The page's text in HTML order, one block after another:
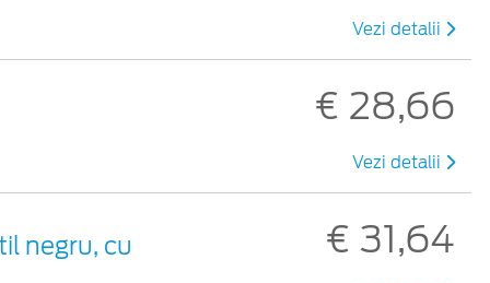
Vezi detalii
€ 28,66
Vezi detalii
negru, cu
€ 31,64